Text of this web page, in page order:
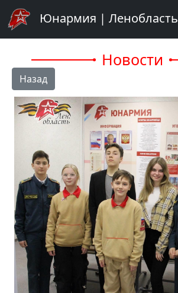
Юнармия | Ленобласть
Новости
Назад